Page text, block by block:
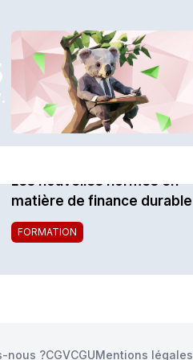
Les nouvelles normes en
matière de finance durable
FORMATION
nous ?CGVCGUMentions légales